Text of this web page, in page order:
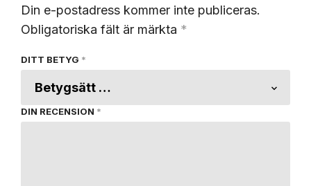
Din e-postadress kommer inte publiceras.
Obligatoriska fält är märkta *
DITT BETYG *
DIN RECENSION *